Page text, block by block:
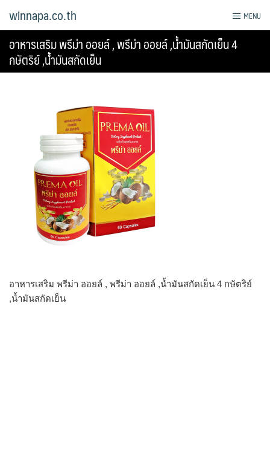
winnapa.co.th MENU
อาหารเสริม พรีม่า ออยล์ , พรีม่า ออยล์ ,น้ำมันสกัดเย็น 4
กษัตริย์ ,น้ำมันสกัดเย็น
อาหารเสริม พรีม่า ออยล์ , พรีม่า ออยล์ ,น้ำมันสกัดเย็น 4 กษัตริย์
,น้ำมันสกัดเย็น